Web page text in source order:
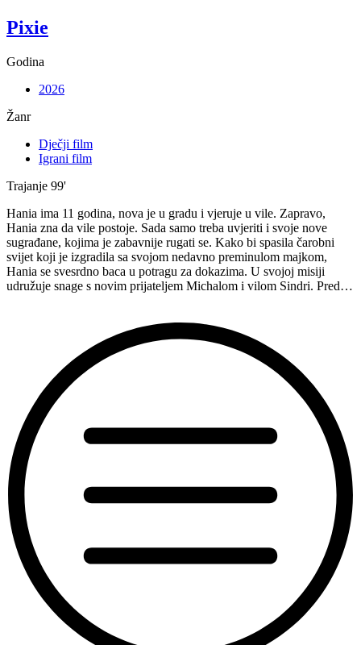
Pixie
Godina
2026
Žanr
Dječji film
Igrani film
Trajanje 99'
Hania ima 11 godina, nova je u gradu i vjeruje u vile. Zapravo,
Hania zna da vile postoje. Sada samo treba uvjeriti i svoje nove
sugrađane, kojima je zabavnije rugati se. Kako bi spasila čarobni
svijet koji je izgradila sa svojom nedavno preminulom majkom,
Hania se svesrdno baca u potragu za dokazima. U svojoj misiji
udružuje snage s novim prijateljem Michalom i vilom Sindri. Pred…